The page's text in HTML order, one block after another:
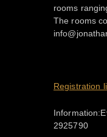
rooms
The rooms
Registration
2925790